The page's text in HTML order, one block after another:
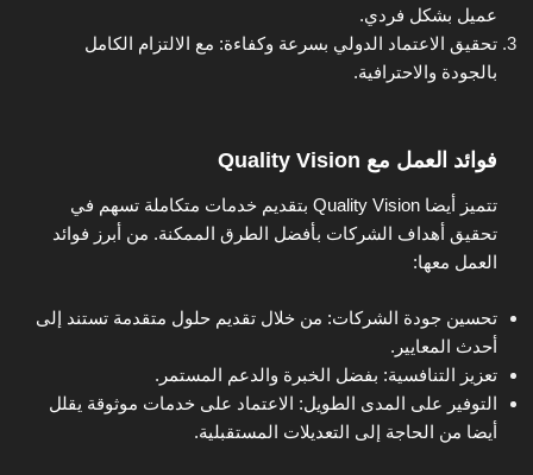
عميل بشكل فردي.
تحقيق الاعتماد الدولي بسرعة وكفاءة: مع الالتزام الكامل
بالجودة والاحترافية.
فوائد العمل مع Quality Vision
تتميز أيضا Quality Vision بتقديم خدمات متكاملة تسهم في
تحقيق أهداف الشركات بأفضل الطرق الممكنة. من أبرز فوائد
العمل معها:
تحسين جودة الشركات: من خلال تقديم حلول متقدمة تستند إلى
أحدث المعايير.
تعزيز التنافسية: بفضل الخبرة والدعم المستمر.
التوفير على المدى الطويل: الاعتماد على خدمات موثوقة يقلل
أيضا من الحاجة إلى التعديلات المستقبلية.